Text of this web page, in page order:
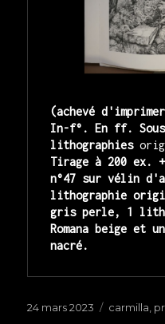
(achevé
In-f°. En ff.
lithographies
Tirage à 200 ex.
n°47 sur vélin
lithographie
gris perle, 1
Romana beige et
nacré.
Publié
24 mars 2023 Étiquettes
carmilla